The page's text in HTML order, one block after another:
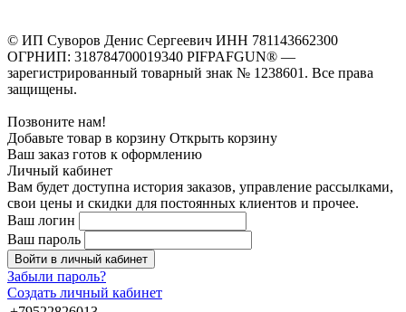
© ИП Суворов Денис Сергеевич ИНН 781143662300
ОГРНИП: 318784700019340 PIFPAFGUN® —
зарегистрированный товарный знак № 1238601. Все права
защищены.
Позвоните нам!
Добавьте товар в корзину Открыть корзину
Ваш заказ готов к оформлению
Личный кабинет
Вам будет доступна история заказов, управление рассылками,
свои цены и скидки для постоянных клиентов и прочее.
Ваш логин
Ваш пароль
Войти в личный кабинет
Забыли пароль?
Создать личный кабинет